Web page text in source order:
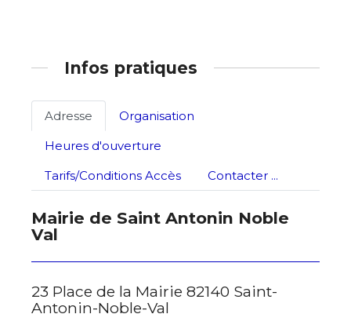
J'accepte les
Statut / Organisation
J'accepte les termes et conditions
* Champ obligatoire
Infos pratiques
Adresse
Organisation
Heures d'ouverture
Tarifs/Conditions Accès
Contacter ...
Mairie de Saint Antonin Noble
Val
23 Place de la Mairie 82140 Saint-
Antonin-Noble-Val